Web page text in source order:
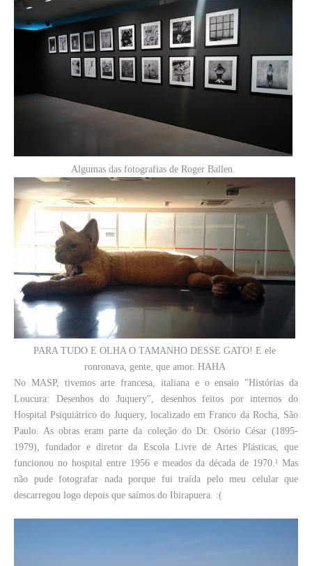
Algumas das fotografias de Roger Ballen.
PARA TUDO E OLHA O TAMANHO DESSE GATO! E ele
ronronava, gente, que amor. HAHA
No MASP, tivemos arte francesa, italiana e o ensaio "Histórias da
Loucura: Desenhos do Juquery", desenhos feitos por internos do
Hospital Psiquiátrico do Juquery, localizado em Franco da Rocha, São
Paulo. As obras eram parte da coleção do Dr. Osório César (1895-
1979), fundador e diretor da Escola Livre de Artes Plásticas, que
funcionou no hospital entre 1956 e meados da década de 1970.¹ Mas
não pude fotografar nada porque fui traída pelo meu celular que
descarregou logo depois que saímos do Ibirapuera. :(